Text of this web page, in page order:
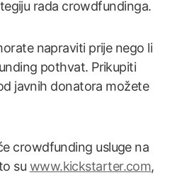
rada crowdfundinga.
napraviti prije nego li
pothvat. Prikupiti
javnih donatora možete
crowdfunding usluge na
su www.kickstarter.com,